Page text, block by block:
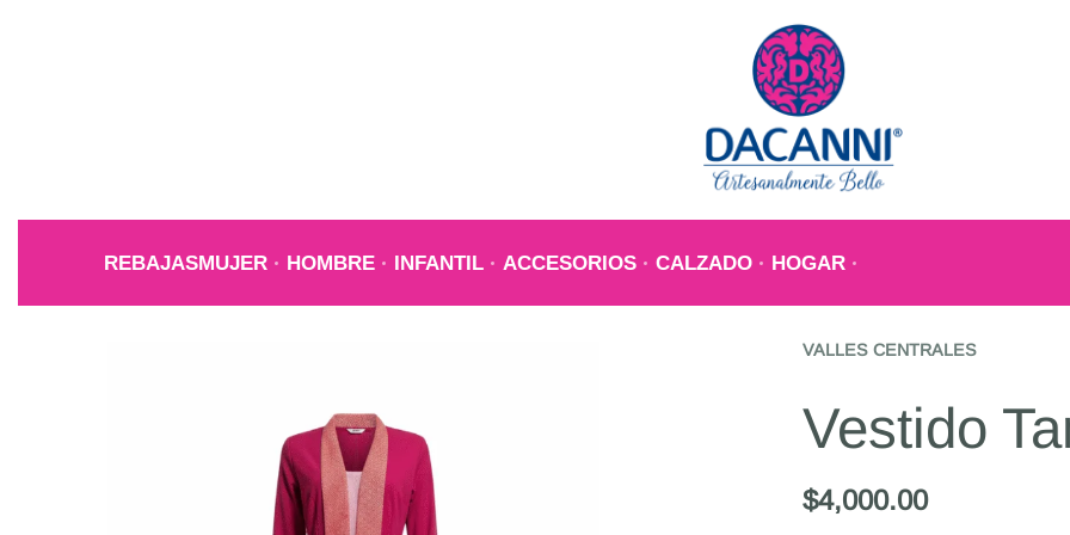
REBAJASMUJER HOMBRE INFANTIL ACCESORIOS CALZADO HOGAR
VALLES CENTRALES
Vestido
$4,000.00